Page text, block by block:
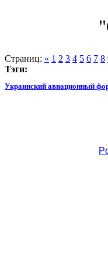
Страниц: « 1 2 3 4 5 6 7 8
Тэги:
Украинский авиационный